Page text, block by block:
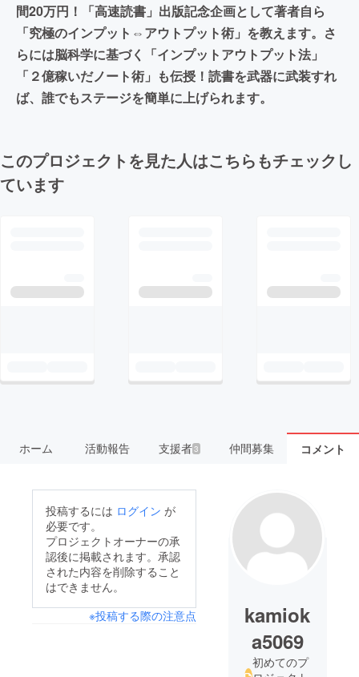
間20万円！「高速読書」出版記念企画として著者自ら
「究極のインプット⇔アウトプット術」を教えます。さ
らには脳科学に基づく「インプットアウトプット法」
「２億稼いだノート術」も伝授！読書を武器に武装すれ
ば、誰でもステージを簡単に上げられます。
このプロジェクトを見た人はこちらもチェックし
ています
ホーム 活動報告 支援者3 仲間募集 コメント
投稿するには ログイン が
必要です。
プロジェクトオーナーの承
認後に掲載されます。承認
された内容を削除すること
はできません。
※投稿する際の注意点
kamiok
a5069
初めてのプ